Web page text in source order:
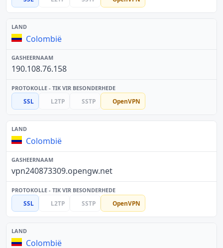
Colombië
190.108.76.158
SSL L2TP SSTP OpenVPN
Colombië
vpn240873309.opengw.net
SSL L2TP SSTP OpenVPN
Colombië